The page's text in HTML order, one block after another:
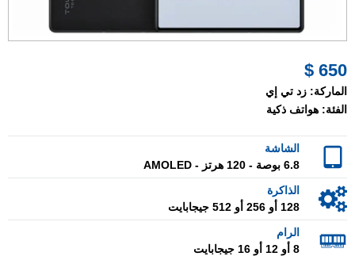
650 $
الماركة: زد تي إي
الفئة: هواتف ذكية
الشاشة
6.8 بوصة - 120 هرتز - AMOLED
الذاكرة
128 أو 256 أو 512 جيجابايت
الرام
8 أو 12 أو 16 جيجابايت